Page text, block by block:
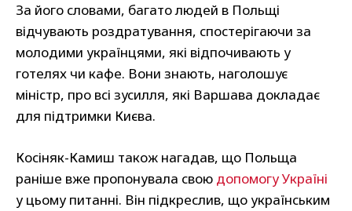
За його словами, багато людей в Польщі
відчувають роздратування, спостерігаючи за
молодими українцями, які відпочивають у
готелях чи кафе. Вони знають, наголошує
міністр, про всі зусилля, які Варшава докладає
для підтримки Києва.
Косіняк-Камиш також нагадав, що Польща
раніше вже пропонувала свою допомогу Україні
у цьому питанні. Він підкреслив, що українським